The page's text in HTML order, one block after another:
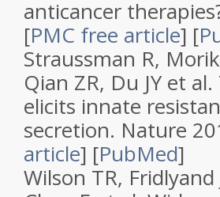
anticancer therapies
[PMC free article] [
Straussman R,
Qian ZR, Du JY et al.
elicits innate
secretion. Nature
article] [PubMed]
Wilson TR,